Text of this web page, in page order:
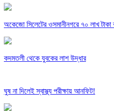
অকেজো সিলেটের ওসমানীনগরে ৭০ লাখ টাকা
কদমতলী থেকে যুবকের লাশ উদ্ধার
ঘুষ না দিলেই স্বাস্থ্য পরীক্ষায় আনফিট!